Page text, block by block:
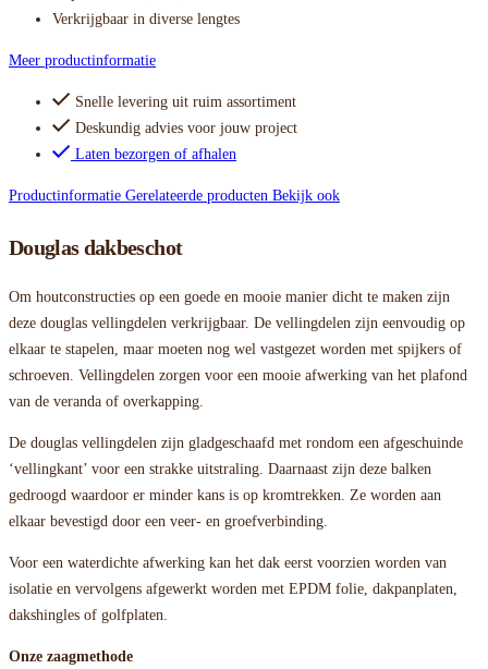
Verkrijgbaar in diverse lengtes
Meer productinformatie
Snelle levering uit ruim assortiment
Deskundig advies voor jouw project
Laten bezorgen of afhalen
Productinformatie Gerelateerde producten Bekijk ook
Douglas dakbeschot
Om houtconstructies op een goede en mooie manier dicht te maken zijn
deze douglas vellingdelen verkrijgbaar. De vellingdelen zijn eenvoudig op
elkaar te stapelen, maar moeten nog wel vastgezet worden met spijkers of
schroeven. Vellingdelen zorgen voor een mooie afwerking van het plafond
van de veranda of overkapping.
De douglas vellingdelen zijn gladgeschaafd met rondom een afgeschuinde
‘vellingkant’ voor een strakke uitstraling. Daarnaast zijn deze balken
gedroogd waardoor er minder kans is op kromtrekken. Ze worden aan
elkaar bevestigd door een veer- en groefverbinding.
Voor een waterdichte afwerking kan het dak eerst voorzien worden van
isolatie en vervolgens afgewerkt worden met EPDM folie, dakpanplaten,
dakshingles of golfplaten.
Onze zaagmethode